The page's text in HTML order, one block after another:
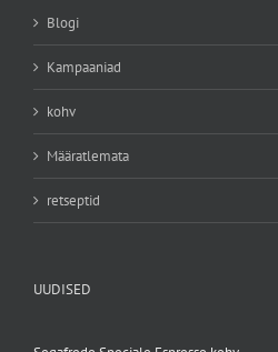
Blogi
Kampaaniad
kohv
Määratlemata
retseptid
UUDISED